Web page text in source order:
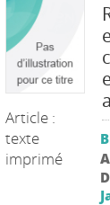
Article :
texte
imprimé